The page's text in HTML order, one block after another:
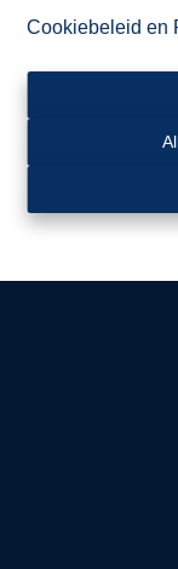
Cookiebeleid en